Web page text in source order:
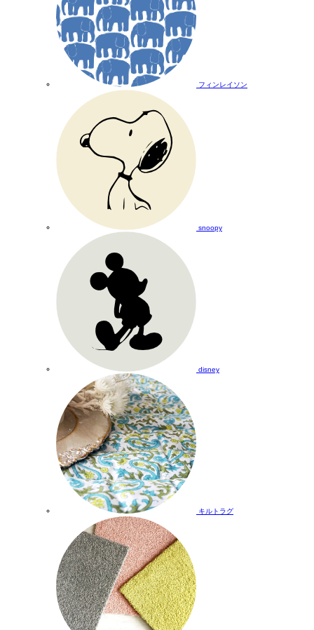
フィンレイソン
snoopy
disney
キルトラグ